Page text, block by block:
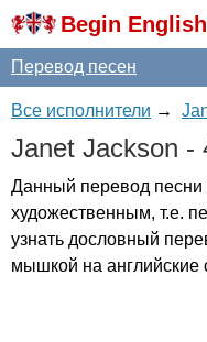
Begin English
Перевод песен
Все исполнители →
Janet Jackson -
Данный перевод песни
художественным, т.е.
узнать дословный
мышкой на английские